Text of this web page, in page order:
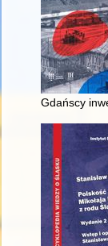
Gdańscy